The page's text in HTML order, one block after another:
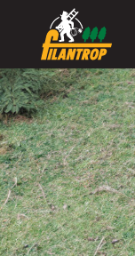
Archívum